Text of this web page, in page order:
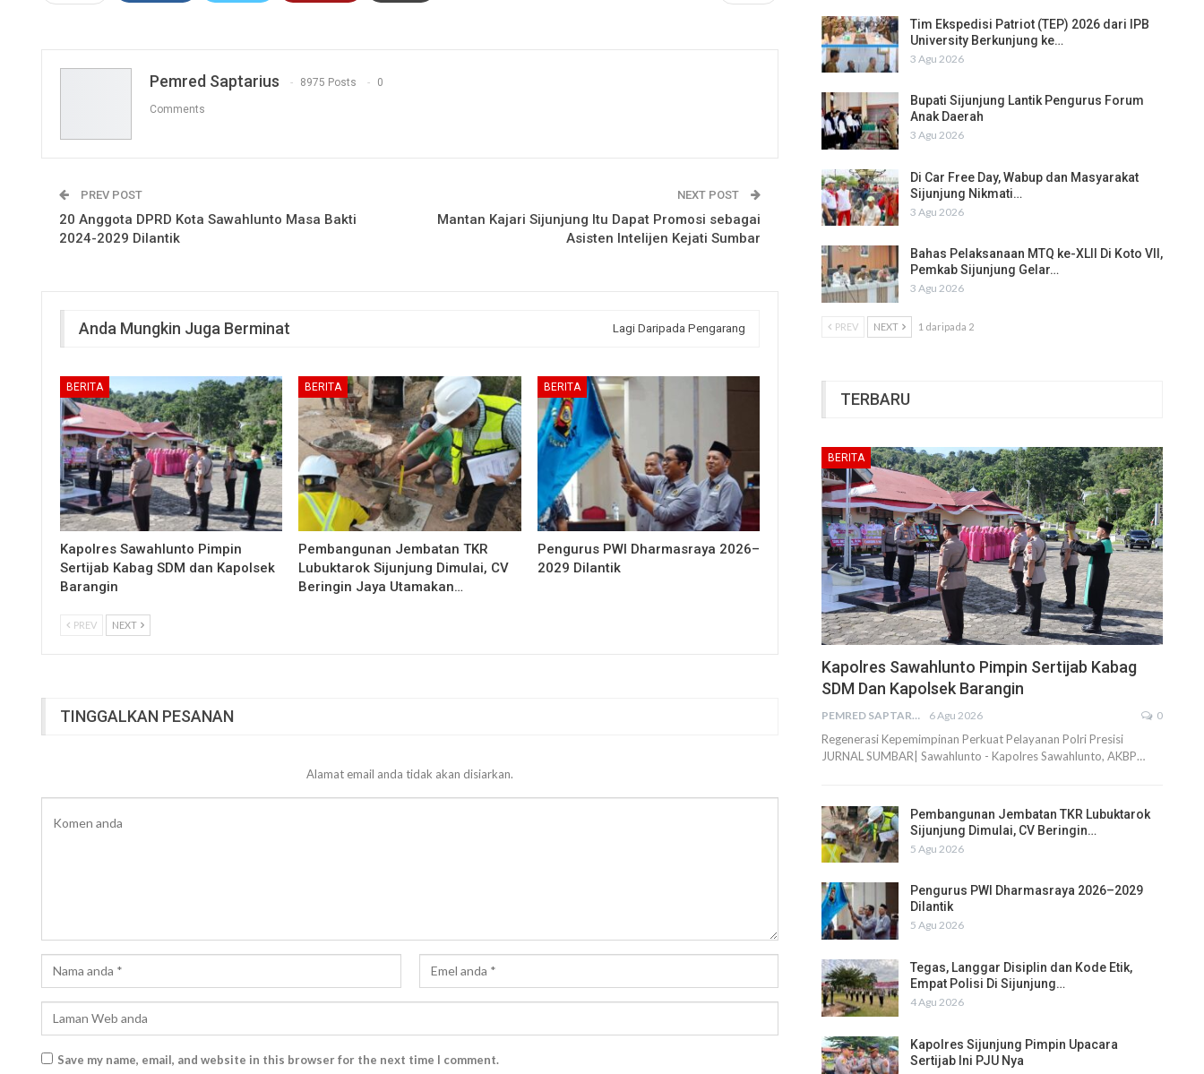
Pemred Saptarius 8975 Posts 0
Comments
PREV POST
20 Anggota DPRD Kota Sawahlunto Masa Bakti
2024-2029 Dilantik
NEXT POST
Mantan Kajari Sijunjung Itu Dapat Promosi sebagai
Asisten Intelijen Kejati Sumbar
Anda Mungkin Juga Berminat Lagi Daripada Pengarang
BERITA
Kapolres Sawahlunto Pimpin
Sertijab Kabag SDM dan Kapolsek
Barangin
BERITA
Pembangunan Jembatan TKR
Lubuktarok Sijunjung Dimulai, CV
Beringin Jaya Utamakan…
BERITA
Pengurus PWI Dharmasraya 2026–
2029 Dilantik
PREV NEXT
TINGGALKAN PESANAN
Alamat email anda tidak akan disiarkan.
Save my name, email, and website in this browser for the next time I comment.
Tim Ekspedisi Patriot (TEP) 2026 dari IPB
University Berkunjung ke…
3 Agu 2026
Bupati Sijunjung Lantik Pengurus Forum
Anak Daerah
3 Agu 2026
Di Car Free Day, Wabup dan Masyarakat
Sijunjung Nikmati…
3 Agu 2026
Bahas Pelaksanaan MTQ ke-XLII Di Koto VII,
Pemkab Sijunjung Gelar…
3 Agu 2026
PREV NEXT 1 daripada 2
TERBARU
BERITA
Kapolres Sawahlunto Pimpin Sertijab Kabag
SDM Dan Kapolsek Barangin
PEMRED SAPTARIUS 6 Agu 2026 0
Regenerasi Kepemimpinan Perkuat Pelayanan Polri Presisi
JURNAL SUMBAR| Sawahlunto - Kapolres Sawahlunto, AKBP…
Pembangunan Jembatan TKR Lubuktarok
Sijunjung Dimulai, CV Beringin…
5 Agu 2026
Pengurus PWI Dharmasraya 2026–2029
Dilantik
5 Agu 2026
Tegas, Langgar Disiplin dan Kode Etik,
Empat Polisi Di Sijunjung…
4 Agu 2026
Kapolres Sijunjung Pimpin Upacara
Sertijab Ini PJU Nya